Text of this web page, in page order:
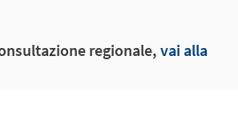
regionale, vai alla